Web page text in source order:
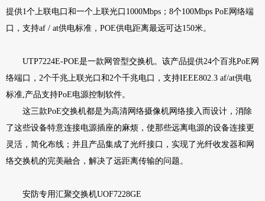
提供1个上联电口和一个上联光口1000Mbps；8个100Mbps PoE网络端
口，支持af / at供电标准，POE供电距离最远可达150米。
UTP7224E-POE是一款网管型交换机。该产品提供24个百兆PoE网
络端口，2个千兆上联光口和2个千兆电口，支持IEEE802.3 af/at供电
标准,产品支持PoE电源控制软件。
这三款PoE交换机都是为高清网络摄像机网络接入而设计，消除
了这些设备特意连接电源插座的麻烦，使那些远离电源的设备连接更
灵活，简化布线；并且产品集成了光纤接口，实现了光纤收发器和网
络交换机的完美融合，解决了远距离传输的问题。
安防专用汇聚交换机UOF7228GE